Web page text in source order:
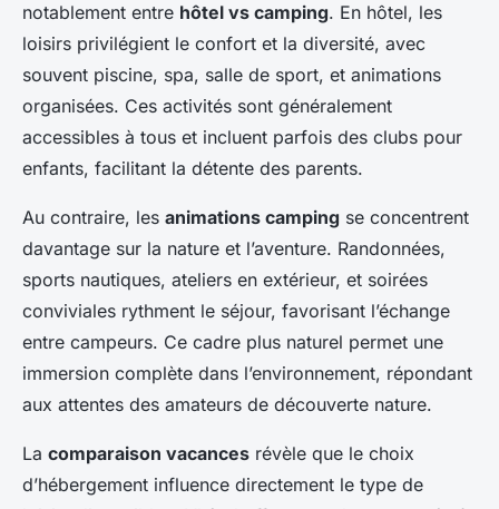
notablement entre hôtel vs camping. En hôtel, les
loisirs privilégient le confort et la diversité, avec
souvent piscine, spa, salle de sport, et animations
organisées. Ces activités sont généralement
accessibles à tous et incluent parfois des clubs pour
enfants, facilitant la détente des parents.
Au contraire, les animations camping se concentrent
davantage sur la nature et l’aventure. Randonnées,
sports nautiques, ateliers en extérieur, et soirées
conviviales rythment le séjour, favorisant l’échange
entre campeurs. Ce cadre plus naturel permet une
immersion complète dans l’environnement, répondant
aux attentes des amateurs de découverte nature.
La comparaison vacances révèle que le choix
d’hébergement influence directement le type de